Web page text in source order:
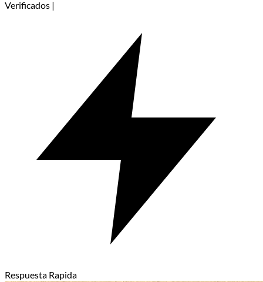
Verificados |
Respuesta Rapida